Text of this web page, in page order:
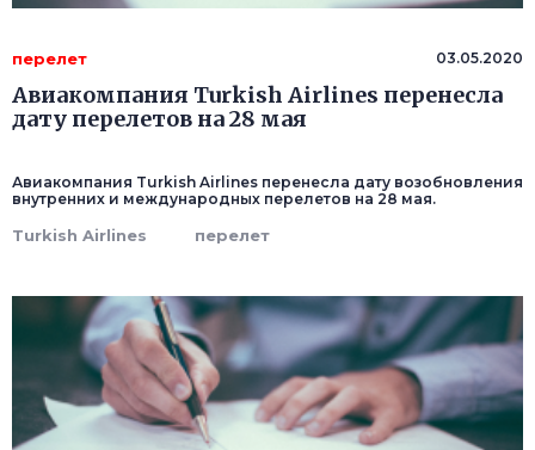
перелет 03.05.2020
Авиакомпания Turkish Airlines перенесла
дату перелетов на 28 мая
Авиакомпания Turkish Airlines перенесла дату возобновления
внутренних и международных перелетов на 28 мая.
Turkish Airlines перелет